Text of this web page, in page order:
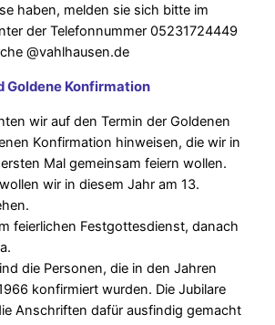
haben, melden sie sich bitte im
der Telefonnummer 05231724449
@vahlhausen.de
Goldene Konfirmation
wir auf den Termin der Goldenen
Konfirmation hinweisen, die wir in
Mal gemeinsam feiern wollen.
wir in diesem Jahr am 13.
feierlichen Festgottesdienst, danach
die Personen, die in den Jahren
konfirmiert wurden. Die Jubilare
Anschriften dafür ausfindig gemacht